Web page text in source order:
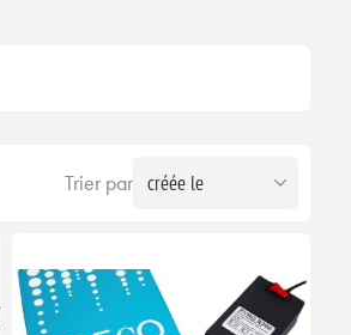
Trier par